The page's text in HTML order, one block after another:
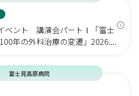
ベント 講演会パートⅠ「富士
年の外科治療の変遷」2026....
富士見高原病院